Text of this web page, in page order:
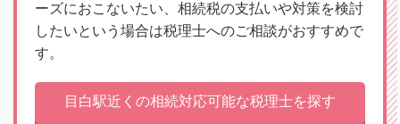
ーズにおこないたい、相続税の支払いや対策を検討
したいという場合は税理士へのご相談がおすすめで
す。
目白駅近くの相続対応可能な税理士を探す